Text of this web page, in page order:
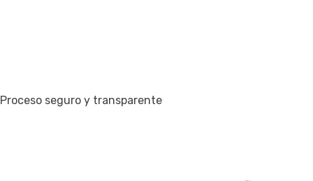
Proceso seguro y transparente